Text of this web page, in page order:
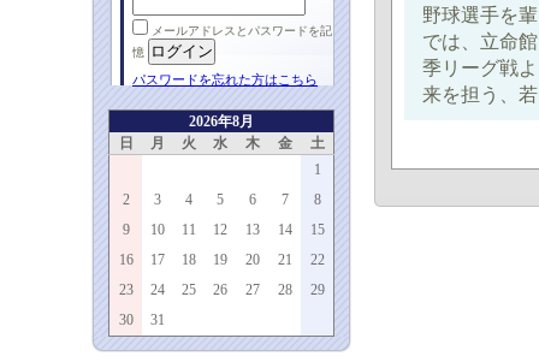
メールアドレスとパスワードを記
憶
パスワードを忘れた方はこちら
2026年8月
日
月 火 水 木 金
土
1
2
3 4 5 6 7
8
9
10 11 12 13 14
15
16
17 18 19 20 21
22
23
24 25 26 27 28
29
30
31
野球選手を
では、立命
季リーグ戦
来を担う、